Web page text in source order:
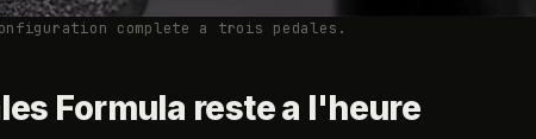
complete a trois pedales.
Formula reste a l'heure